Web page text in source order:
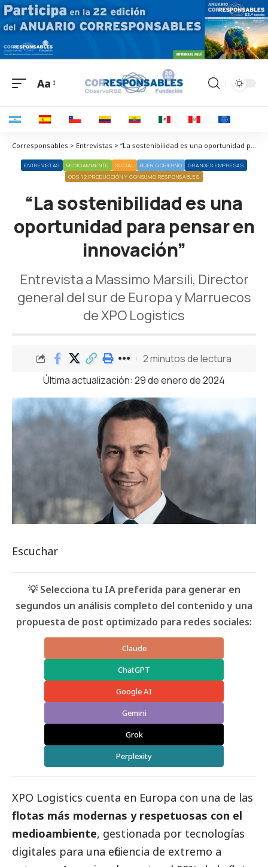
Aa
Corresponsables > Entrevistas > “La sostenibilidad es una oportunidad para pensar en innovación”
ENTREVISTAS MEDIOAMBIENTE SOCIAL BUEN GOBIERNO
GRANDES EMPRESAS
ODS 12 PRODUCCIÓN Y CONSUMO RESPONSABLES
“La sostenibilidad es una
oportunidad para pensar en
innovación”
Entrevista a Massimo Marsili, Director
general del sur de Europa y Marruecos
de XPO Logistics
Última actualización: 29 de enero de 2024
2 minutos de lectura
Escuchar
💡 Selecciona tu IA preferida para generar en
segundos un análisis completo del contenido y una
propuesta de post optimizado para redes sociales:
Claude
ChatGPT
Google AI
Gemini
Grok
Perplexity
XPO Logistics cuenta en Europa con una de las
flotas más modernas y respetuosas con el
medioambiente, gestionada por tecnologías
digitales para una eficiencia de extremo a